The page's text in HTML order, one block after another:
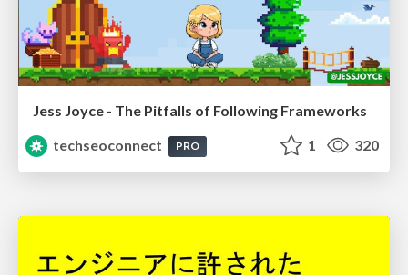
Jess Joyce - The Pitfalls of Following Frameworks
techseoconnect
PRO 1 320